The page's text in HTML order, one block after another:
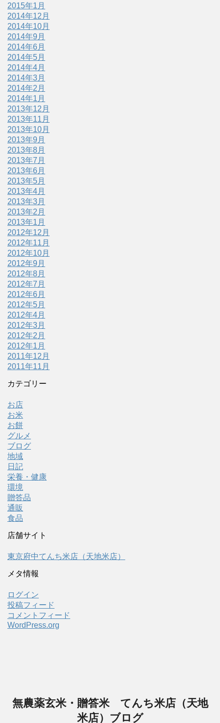
2015年1月
2014年12月
2014年10月
2014年9月
2014年6月
2014年5月
2014年4月
2014年3月
2014年2月
2014年1月
2013年12月
2013年11月
2013年10月
2013年9月
2013年8月
2013年7月
2013年6月
2013年5月
2013年4月
2013年3月
2013年2月
2013年1月
2012年12月
2012年11月
2012年10月
2012年9月
2012年8月
2012年7月
2012年6月
2012年5月
2012年4月
2012年3月
2012年2月
2012年1月
2011年12月
2011年11月
カテゴリー
お店
お米
お餅
グルメ
ブログ
地域
日記
栄養・健康
環境
贈答品
通販
食品
店舗サイト
東京府中てんち米店（天地米店）
メタ情報
ログイン
投稿フィード
コメントフィード
WordPress.org
無農薬玄米・贈答米 てんち米店（天地
米店）ブログ